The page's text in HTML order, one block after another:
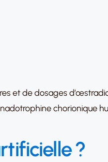
et de dosages
chorionique
?